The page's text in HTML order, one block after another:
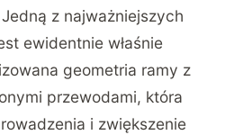
z najważniejszych
ewidentnie właśnie
geometria ramy z
przewodami, która
i zwiększenie